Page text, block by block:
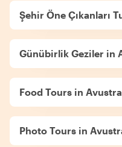
Şehir Öne Çıkanları
Günübirlik Geziler in
Food Tours in
Photo Tours in